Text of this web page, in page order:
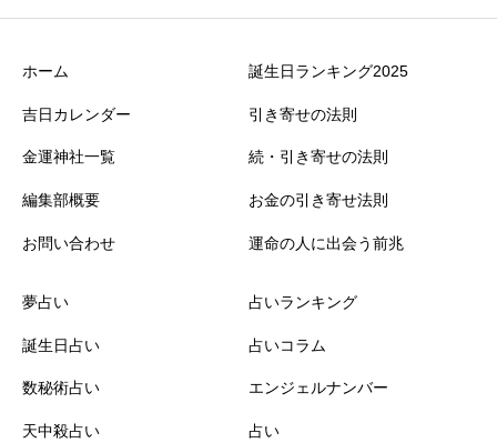
ホーム
吉日カレンダー
金運神社一覧
編集部概要
お問い合わせ
誕生日ランキング2025
引き寄せの法則
続・引き寄せの法則
お金の引き寄せ法則
運命の人に出会う前兆
夢占い
誕生日占い
数秘術占い
天中殺占い
占いランキング
占いコラム
エンジェルナンバー
占い